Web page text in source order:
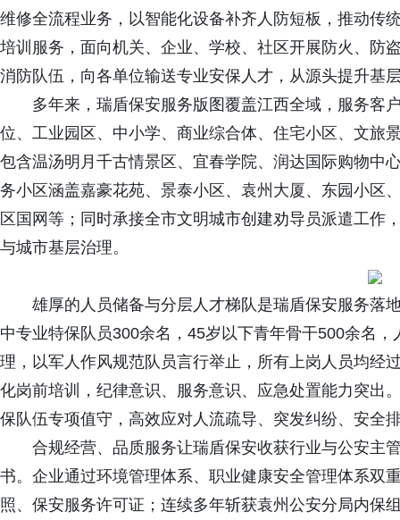
维修全流程业务，以智能化设备补齐人防短板，推动传
培训服务，面向机关、企业、学校、社区开展防火、防
消防队伍，向各单位输送专业安保人才，从源头提升基
多年来，瑞盾保安服务版图覆盖江西全域，服务客
位、工业园区、中小学、商业综合体、住宅小区、文旅
包含温汤明月千古情景区、宜春学院、润达国际购物中
务小区涵盖嘉豪花苑、景泰小区、袁州大厦、东园小区
区国网等；同时承接全市文明城市创建劝导员派遣工作
与城市基层治理。
雄厚的人员储备与分层人才梯队是瑞盾保安服务落
中专业特保队员300余名，45岁以下青年骨干500余名
理，以军人作风规范队员言行举止，所有上岗人员均经
化岗前培训，纪律意识、服务意识、应急处置能力突出
保队伍专项值守，高效应对人流疏导、突发纠纷、安全
合规经营、品质服务让瑞盾保安收获行业与公安主
书。企业通过环境管理体系、职业健康安全管理体系双
照、保安服务许可证；连续多年斩获袁州公安分局内保